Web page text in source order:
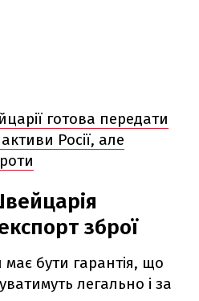
готова передати
Росії, але
зброї
має бути гарантія, що
легально і за